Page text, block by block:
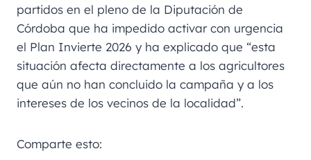
partidos en el pleno de la Diputación de
Córdoba que ha impedido activar con urgencia
el Plan Invierte 2026 y ha explicado que “esta
situación afecta directamente a los agricultores
que aún no han concluido la campaña y a los
intereses de los vecinos de la localidad”.
Comparte esto: